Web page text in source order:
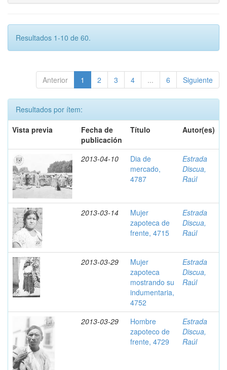
Resultados 1-10 de 60.
Anterior 1 2 3 4 ... 6 Siguiente
Resultados por ítem:
Vista previa
Fecha de
publicación
Título Autor(es)
2013-04-10
Dia de
mercado,
4787
Estrada
Discua,
Raúl
2013-03-14
Mujer
zapoteca de
frente, 4715
Estrada
Discua,
Raúl
2013-03-29
Mujer
zapoteca
mostrando su
indumentaria,
4752
Estrada
Discua,
Raúl
2013-03-29
Hombre
zapoteco de
frente, 4729
Estrada
Discua,
Raúl